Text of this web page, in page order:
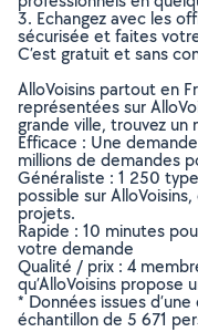
3. Echangez avec les
sécurisée et faites
C’est gratuit et sans
AlloVoisins partout en
représentées sur
grande ville, trouvez
Efficace : Une
millions de demandes
Généraliste : 1 250
possible sur
projets.
Rapide : 10 minutes
votre demande
Qualité / prix : 4
qu’AlloVoisins
* Données issues
échantillon de 5 671